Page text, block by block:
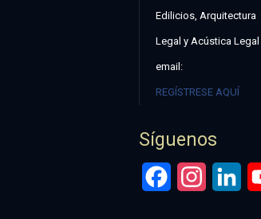
Edilicios, Arquitectura
Legal y Acústica
email:
REGÍSTRESE AQUÍ
Síguenos
FacebookInstagram